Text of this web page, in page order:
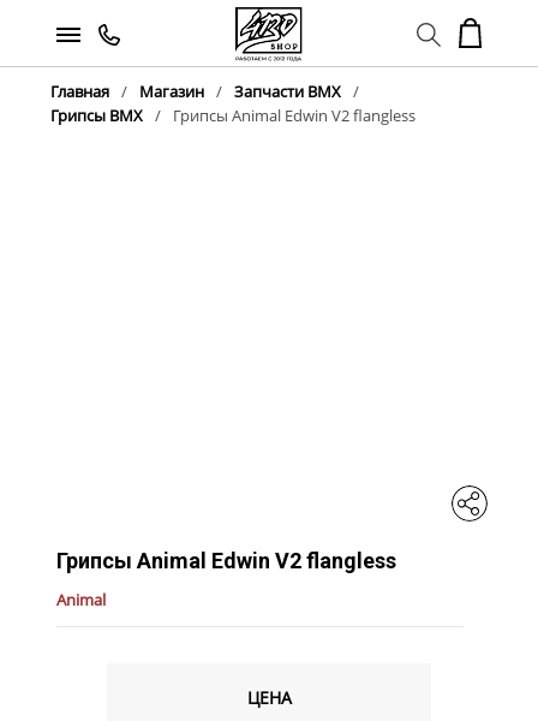
Главная Магазин
Запчасти BMX
Грипсы BMX
Грипсы Animal Edwin V2 flangless
Грипсы Animal Edwin V2 flangless
Animal
ЦЕНА